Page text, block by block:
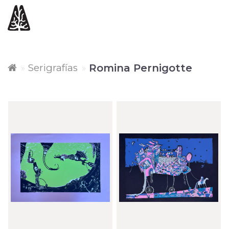
Serigrafías Romina Pernigotte